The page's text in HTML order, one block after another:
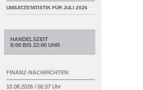
UMSATZSTATISTIK FÜR JULI 2026
HANDELSZEIT
8:00 BIS 22:00 UHR
FINANZ-NACHRICHTEN
10.08.2026 / 06:37 Uhr